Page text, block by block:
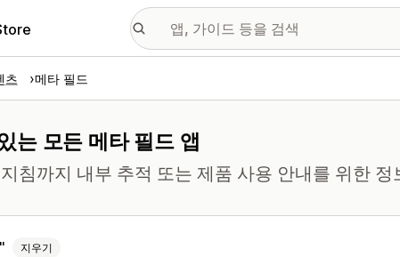
츠 메타 필드
는 모든 메타 필드 앱
침까지 내부 추적 또는 제품 사용 안내를 위한 정
지우기